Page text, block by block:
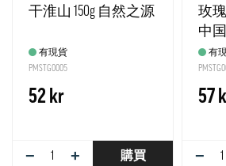
干淮山 150g 自然之源
有現貨
PMSTG0005
52 kr
− + 購買
玫
中国
有
57
−